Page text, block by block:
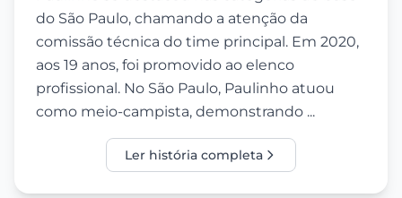
do São Paulo, chamando a atenção da
comissão técnica do time principal. Em 2020,
aos 19 anos, foi promovido ao elenco
profissional. No São Paulo, Paulinho atuou
como meio-campista, demonstrando ...
Ler história completa